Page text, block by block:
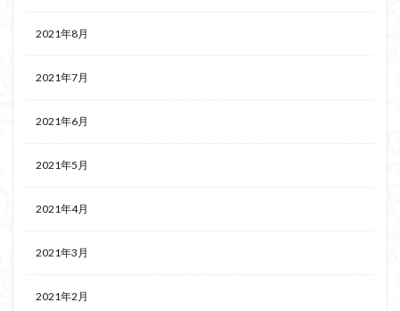
2021年8月
2021年7月
2021年6月
2021年5月
2021年4月
2021年3月
2021年2月